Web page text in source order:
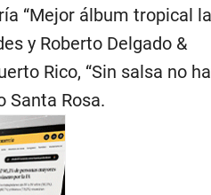
“Mejor álbum tropical
y Roberto Delgado &
Rico, “Sin salsa no
Santa Rosa.